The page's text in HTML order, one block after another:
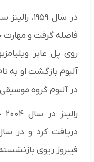
در سال
روی پل عابر
در آلبوم گروه
فیبروز ریوی